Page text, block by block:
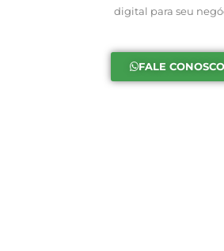
digital para seu
FALE CONOSCO